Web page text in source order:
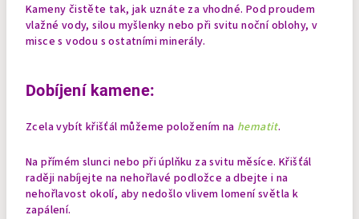
Kameny čistěte tak, jak uznáte za vhodné. Pod proudem
vlažné vody, silou myšlenky nebo při svitu noční oblohy, v
misce s vodou s ostatními minerály.
Dobíjení kamene:
Zcela vybít křišťál můžeme položením na hematit.
Na přímém slunci nebo při úplňku za svitu měsíce. Křišťál
raději nabíjejte na nehořlavé podložce a dbejte i na
nehořlavost okolí, aby nedošlo vlivem lomení světla k
zapálení.